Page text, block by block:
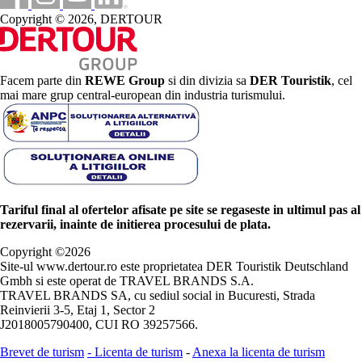
Copyright © 2026, DERTOUR
Facem parte din REWE Group si din divizia sa DER Touristik, cel
mai mare grup central-european din industria turismului.
Tariful final al ofertelor afisate pe site se regaseste in ultimul pas al
rezervarii, inainte de initierea procesului de plata.
Copyright ©2026
Site-ul www.dertour.ro este proprietatea DER Touristik Deutschland
Gmbh si este operat de TRAVEL BRANDS S.A.
TRAVEL BRANDS SA, cu sediul social in Bucuresti, Strada
Reinvierii 3-5, Etaj 1, Sector 2
J2018005790400, CUI RO 39257566.
Brevet de turism - Licenta de turism - Anexa la licenta de turism